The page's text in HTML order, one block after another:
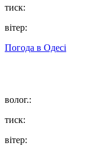
тиск:
вітер:
Погода в Одесі
волог.:
тиск:
вітер: